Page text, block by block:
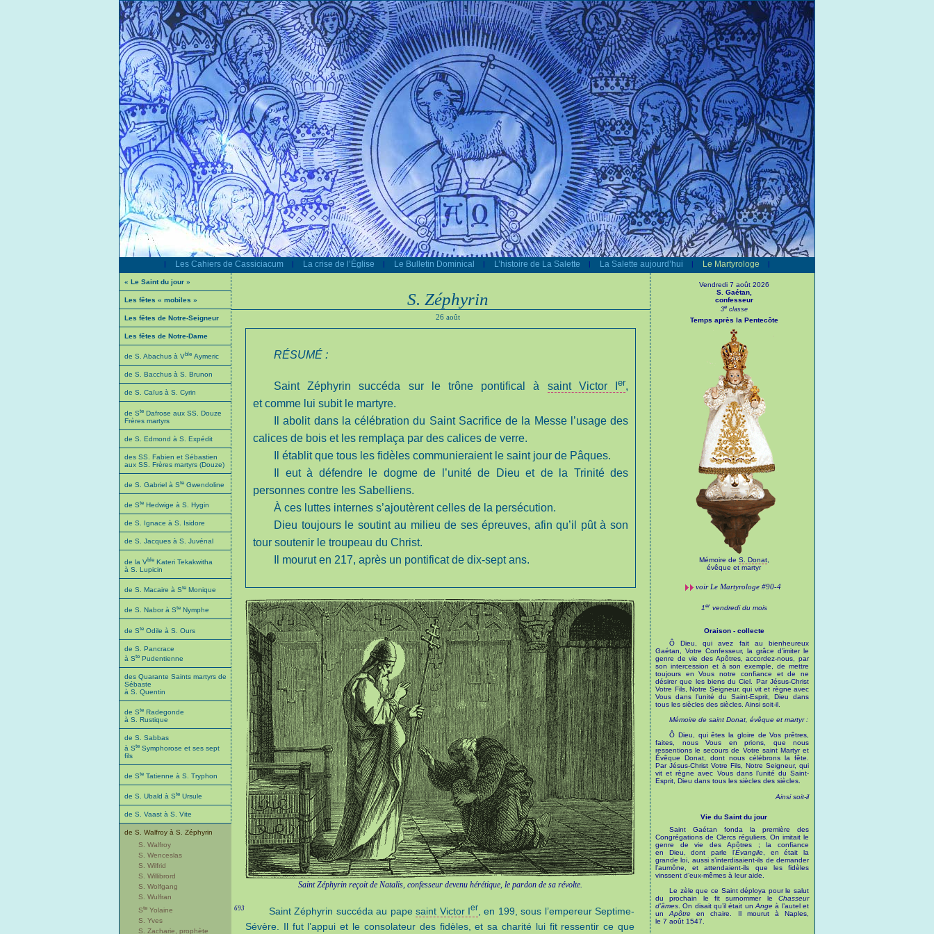
| Les Cahiers de Cassiciacum | La crise de l’Église | Le Bulletin Dominical | L’histoire de La Salette | La Salette aujourd’hui | Le Martyrologe |
« Le Saint du jour »
Les fêtes « mobiles »
Les fêtes de Notre-Seigneur
Les fêtes de Notre-Dame
de S. Abachus à Vble Aymeric
de S. Bacchus à S. Brunon
de S. Caïus à S. Cyrin
de Ste Dafrose aux SS. Douze
Frères martyrs
de S. Edmond à S. Expédit
des SS. Fabien et Sébastien
aux SS. Frères martyrs (Douze)
de S. Gabriel à Ste Gwendoline
de Ste Hedwige à S. Hygin
de S. Ignace à S. Isidore
de S. Jacques à S. Juvénal
de la Vble Kateri Tekakwitha
à S. Lupicin
de S. Macaire à Ste Monique
de S. Nabor à Ste Nymphe
de Ste Odile à S. Ours
de S. Pancrace
à Ste Pudentienne
des Quarante Saints martyrs de
Sébaste
à S. Quentin
de Ste Radegonde
à S. Rustique
de S. Sabbas
à Ste Symphorose et ses sept
fils
de Ste Tatienne à S. Tryphon
de S. Ubald à Ste Ursule
de S. Vaast à S. Vite
de S. Walfroy à S. Zéphyrin
S. Walfroy
S. Wenceslas
S. Wilfrid
S. Willibrord
S. Wolfgang
S. Wulfran
Ste Yolaine
S. Yves
S. Zacharie, prophète
S. Zéphyrin
26 août
RÉSUMÉ :
Saint Zéphyrin succéda sur le trône pontifical à saint Victor Ier,
et comme lui subit le martyre.
Il abolit dans la célébration du Saint Sacrifice de la Messe l’usage des
calices de bois et les remplaça par des calices de verre.
Il établit que tous les fidèles communieraient le saint jour de Pâques.
Il eut à défendre le dogme de l’unité de Dieu et de la Trinité des
personnes contre les Sabelliens.
À ces luttes internes s’ajoutèrent celles de la persécution.
Dieu toujours le soutint au milieu de ses épreuves, afin qu’il pût à son
tour soutenir le troupeau du Christ.
Il mourut en 217, après un pontificat de dix-sept ans.
Saint Zéphyrin reçoit de Natalis, confesseur devenu hérétique, le pardon de sa révolte.
693 Saint Zéphyrin succéda au papesaint Victor Ier
, en 199, sous l’empereur Septime-
Sévère. Il fut l’appui et le consolateur des fidèles, et sa charité lui fit ressentir ce que
Vendredi 7 août 2026
S. Gaétan,
confesseur
3eclasse
Temps après la Pentecôte
Mémoire de S. Donat,
évêque et martyr
voir Le Martyrologe#90-4
1ervendredi du mois
Oraison - collecte
Ô Dieu, qui avez fait au bienheureux
Gaétan, Votre Confesseur, la grâce d’imiter le
genre de vie des Apôtres, accordez-nous, par
son intercession et à son exemple, de mettre
toujours en Vous notre confiance et de ne
désirer que les biens du Ciel. Par Jésus-Christ
Votre Fils, Notre Seigneur, qui vit et règne avec
Vous dans l’unité du Saint-Esprit, Dieu dans
tous les siècles des siècles. Ainsi soit-il.
Mémoire de saint Donat, évêque et martyr :
Ô Dieu, qui êtes la gloire de Vos prêtres,
faites, nous Vous en prions, que nous
ressentions le secours de Votre saint Martyr et
Évêque Donat, dont nous célébrons la fête.
Par Jésus-Christ Votre Fils, Notre Seigneur, qui
vit et règne avec Vous dans l’unité du Saint-
Esprit, Dieu dans tous les siècles des siècles.
Ainsi soit-il
Vie du Saint du jour
Saint Gaétan fonda la première des
Congrégations de Clercs réguliers. On imitait le
genre de vie des Apôtres ; la confiance
en Dieu, dont parle l’Évangile, en était la
grande loi, aussi s’interdisaient-ils de demander
l’aumône, et attendaient-ils que les fidèles
vinssent d’eux-mêmes à leur aide.
Le zèle que ce Saint déploya pour le salut
du prochain le fit surnommer le Chasseur
d’âmes. On disait qu’il était unAnge à l’autel et
unApôtre en chaire. Il mourut à Naples,
le 7 août 1547.